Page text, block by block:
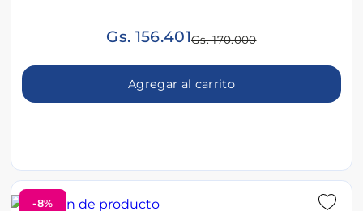
Gs. 156.401Gs. 170.000
Agregar al carrito
-8%